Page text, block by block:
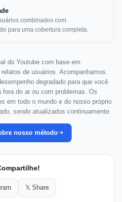
combinados com
para uma cobertura completa.
do Youtube com base em
de usuários. Acompanhamos
degradado para que você
do ar ou com problemas. Os
em todo o mundo e do nosso próprio
sendo atualizados continuamente.
nosso método
𝕏 Share